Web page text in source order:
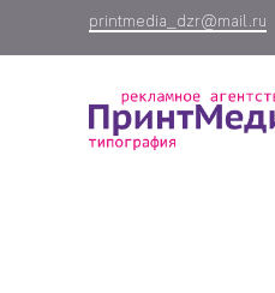
printmedia_dzr@mail.ru